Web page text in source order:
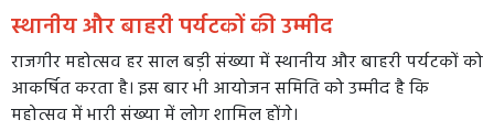
स्थानीय और बाहरी पर्यटकों की उम्मीद
राजगीर महोत्सव हर साल बड़ी संख्या में स्थानीय और बाहरी पर्यटकों को
आकर्षित करता है। इस बार भी आयोजन समिति को उम्मीद है कि
महोत्सव में भारी संख्या में लोग शामिल होंगे।